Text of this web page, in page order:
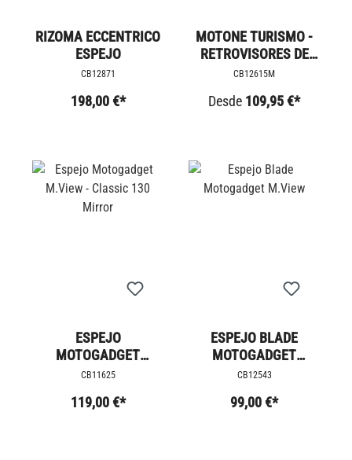
RIZOMA ECCENTRICO
ESPEJO
CB12871
198,00 €*
MOTONE TURISMO -
RETROVISORES DE
MANILLAR
CB12615M
Desde 109,95 €*
ESPEJO
MOTOGADGET
M.VIEW - CLASSIC 130
CB11625
119,00 €*
ESPEJO BLADE
MOTOGADGET
M.VIEW
CB12543
99,00 €*